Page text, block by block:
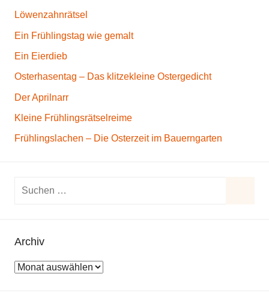
Löwenzahnrätsel
Ein Frühlingstag wie gemalt
Ein Eierdieb
Osterhasentag – Das klitzekleine Ostergedicht
Der Aprilnarr
Kleine Frühlingsrätselreime
Frühlingslachen – Die Osterzeit im Bauerngarten
n
Archiv
A